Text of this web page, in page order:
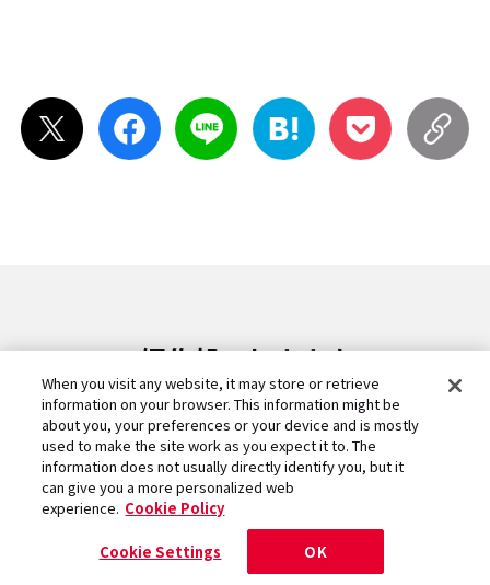
編集部のおすすめ
Recommends
When you visit any website, it may store or retrieve
information on your browser. This information might be
about you, your preferences or your device and is mostly
used to make the site work as you expect it to. The
information does not usually directly identify you, but it
can give you a more personalized web
experience. Cookie Policy
Cookie Settings OK